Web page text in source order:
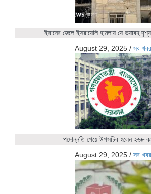
ইরানের জেলে ইসরায়েলি হামলায় যে ভয়াবহ
August 29, 2025 / সব খবর
পদোন্নতি পেয়ে উপসচিব হলেন ২৬৮
August 29, 2025 / সব খবর